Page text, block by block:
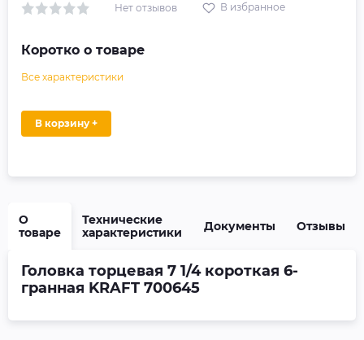
Нет отзывов В избранное
Коротко о товаре
Все характеристики
В корзину +
О
товаре
Технические
характеристики
Документы Отзывы
Головка торцевая 7 1/4 короткая 6-
гранная KRAFT 700645